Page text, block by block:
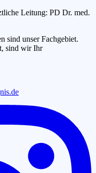
Leitung: PD Dr. med.
sind unser Fachgebiet.
sind wir Ihr